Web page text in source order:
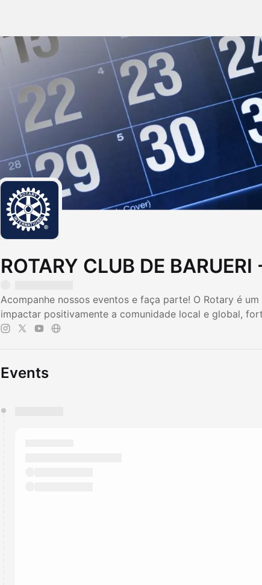
ROTARY CLUB DE
Acompanhe nossos eventos e faça parte! O Rotary é
impactar positivamente a comunidade local e global,
Events